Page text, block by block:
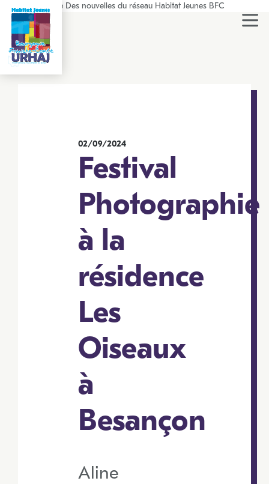
Aller
contenu
principal
Actualités/Presse Des nouvelles du réseau Habitat Jeunes BFC
02/09/2024
Festival
Photographie
à la
résidence
Les
Oiseaux
à
Besançon
Aline